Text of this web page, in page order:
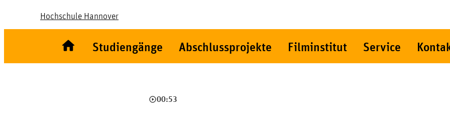
Hochschule Hannover
Studiengänge Abschlussprojekte Filminstitut Service
play_circle_outline00:53